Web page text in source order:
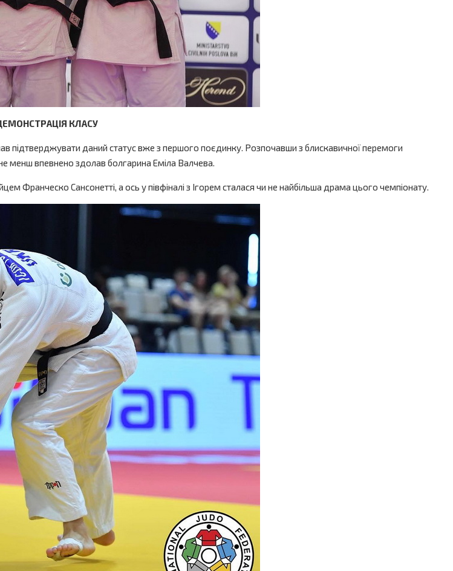
КЛАСУ
підтверджувати даний статус вже з першого поєдинку. Розпочавши з блискавичної перемоги
менш впевнено здолав болгарина Еміла Валчева.
Франческо Сансонетті, а ось у півфіналі з Ігорем сталася чи не найбільша драма цього чемпіонату.